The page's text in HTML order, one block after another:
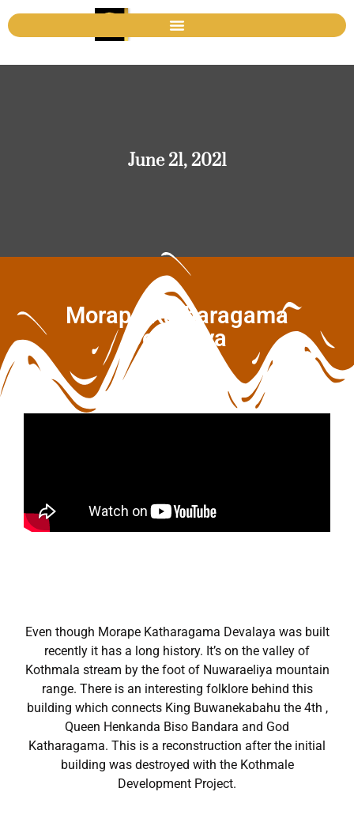
June 21, 2021
Morape Katharagama
Dewalaya
Even though Morape Katharagama Devalaya was built
recently it has a long history. It’s on the valley of
Kothmala stream by the foot of Nuwaraeliya mountain
range. There is an interesting folklore behind this
building which connects King Buwanekabahu the 4th ,
Queen Henkanda Biso Bandara and God
Katharagama. This is a reconstruction after the initial
building was destroyed with the Kothmale
Development Project.